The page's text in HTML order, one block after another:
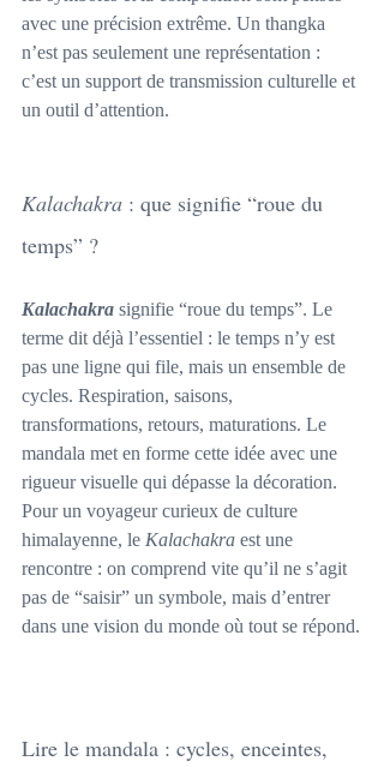
avec une précision extrême. Un thangka
n’est pas seulement une représentation :
c’est un support de transmission culturelle et
un outil d’attention.
Kalachakra : que signifie “roue du
temps” ?
Kalachakra signifie “roue du temps”. Le
terme dit déjà l’essentiel : le temps n’y est
pas une ligne qui file, mais un ensemble de
cycles. Respiration, saisons,
transformations, retours, maturations. Le
mandala met en forme cette idée avec une
rigueur visuelle qui dépasse la décoration.
Pour un voyageur curieux de culture
himalayenne, le Kalachakra est une
rencontre : on comprend vite qu’il ne s’agit
pas de “saisir” un symbole, mais d’entrer
dans une vision du monde où tout se répond.
Lire le mandala : cycles, enceintes,